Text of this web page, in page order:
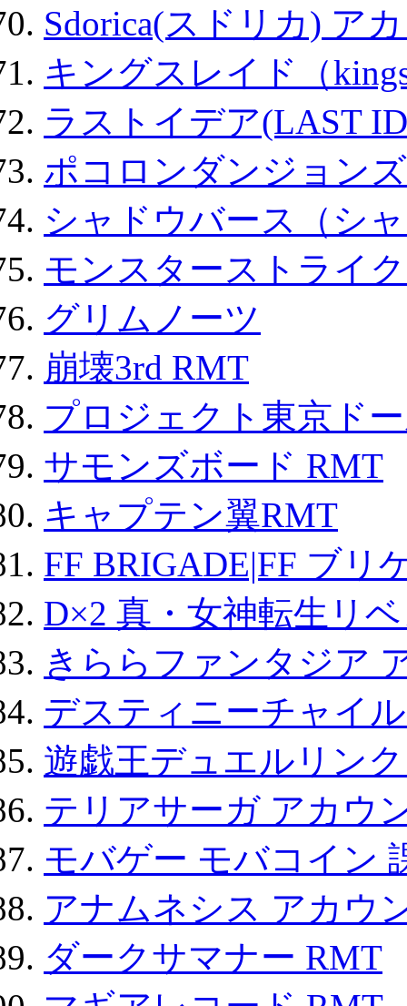
Sdorica(スドリカ) ア
キングスレイド（
ラストイデア(LAST
ポコロンダンジョン
シャドウバース（シ
モンスターストライ
グリムノーツ
崩壊3rd RMT
プロジェクト東京ド
サモンズボード RMT
キャプテン翼RMT
FF BRIGADE|FF ブリ
D×2 真・女神転生リ
きららファンタジア
デスティニーチャイ
遊戯王デュエルリン
テリアサーガ アカウ
モバゲー モバコイン
アナムネシス アカウ
ダークサマナー RMT